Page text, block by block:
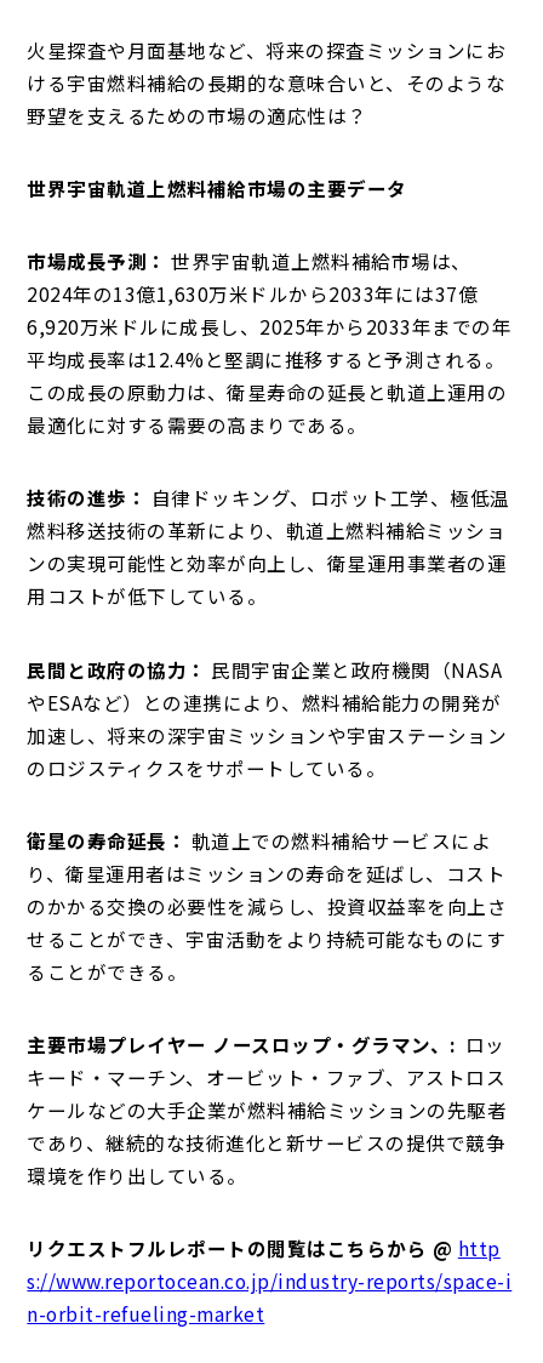
火星探査や月面基地など、将来の探査ミッションにお
ける宇宙燃料補給の長期的な意味合いと、そのような
野望を支えるための市場の適応性は？
世界宇宙軌道上燃料補給市場の主要データ
市場成長予測： 世界宇宙軌道上燃料補給市場は、
2024年の13億1,630万米ドルから2033年には37億
6,920万米ドルに成長し、2025年から2033年までの年
平均成長率は12.4%と堅調に推移すると予測される。
この成長の原動力は、衛星寿命の延長と軌道上運用の
最適化に対する需要の高まりである。
技術の進歩： 自律ドッキング、ロボット工学、極低温
燃料移送技術の革新により、軌道上燃料補給ミッショ
ンの実現可能性と効率が向上し、衛星運用事業者の運
用コストが低下している。
民間と政府の協力： 民間宇宙企業と政府機関（NASA
やESAなど）との連携により、燃料補給能力の開発が
加速し、将来の深宇宙ミッションや宇宙ステーション
のロジスティクスをサポートしている。
衛星の寿命延長： 軌道上での燃料補給サービスによ
り、衛星運用者はミッションの寿命を延ばし、コスト
のかかる交換の必要性を減らし、投資収益率を向上さ
せることができ、宇宙活動をより持続可能なものにす
ることができる。
主要市場プレイヤー ノースロップ・グラマン、: ロッ
キード・マーチン、オービット・ファブ、アストロス
ケールなどの大手企業が燃料補給ミッションの先駆者
であり、継続的な技術進化と新サービスの提供で競争
環境を作り出している。
リクエストフルレポートの閲覧はこちらから @ http
s://www.reportocean.co.jp/industry-reports/space-i
n-orbit-refueling-market